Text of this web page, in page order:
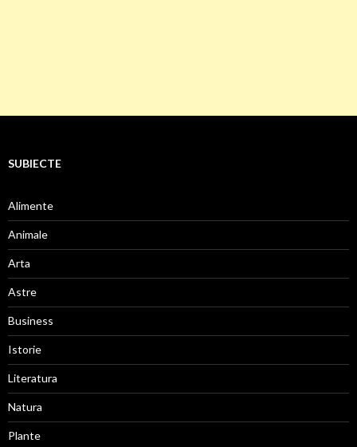
SUBIECTE
Alimente
Animale
Arta
Astre
Business
Istorie
Literatura
Natura
Plante